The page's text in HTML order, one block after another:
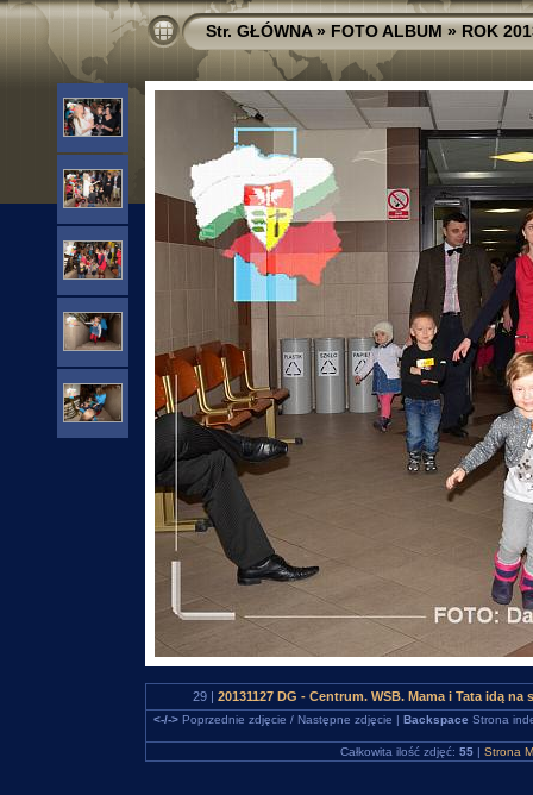
Str. GŁÓWNA»FOTO ALBUM»ROK
29 | 20131127 DG - Centrum. WSB. Mama i Tata idą
<-/->Poprzednie zdjęcie / Następne zdjęcie | Backspace Strona
Całkowita ilość zdjęć: 55 | Strona